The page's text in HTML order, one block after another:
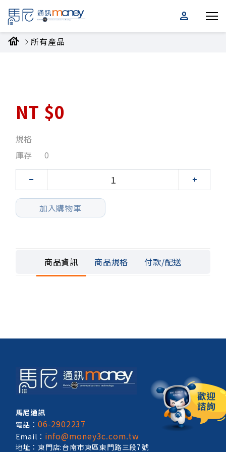
person
house
所有產品
NT $0
規格
庫存
0
加入購物車
商品資訊 商品規格 付款/配送
馬尼通訊
電話：06-2902237
Email： info@money3c.com.tw
地址：東門店:台南市東區東門路三段7號